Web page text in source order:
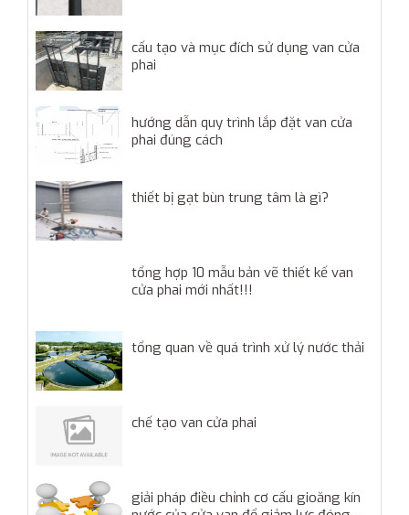
cấu tạo và mục đích sử dụng van cửa
phai
hướng dẫn quy trình lắp đặt van cửa
phai đúng cách
thiết bị gạt bùn trung tâm là gì?
tổng hợp 10 mẫu bản vẽ thiết kế van
cửa phai mới nhất!!!
tổng quan về quá trình xử lý nước thải
chế tạo van cửa phai
giải pháp điều chỉnh cơ cấu gioăng kín